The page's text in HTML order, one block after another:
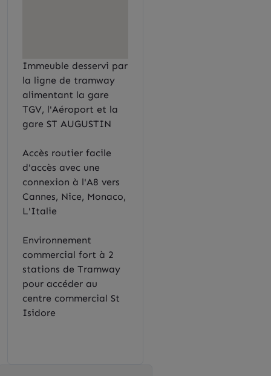
Immeuble desservi par
la ligne de tramway
alimentant la gare
TGV, l'Aéroport et la
gare ST AUGUSTIN
Accès routier facile
d'accès avec une
connexion à l'A8 vers
Cannes, Nice, Monaco,
L'Italie
Environnement
commercial fort à 2
stations de Tramway
pour accéder au
centre commercial St
Isidore